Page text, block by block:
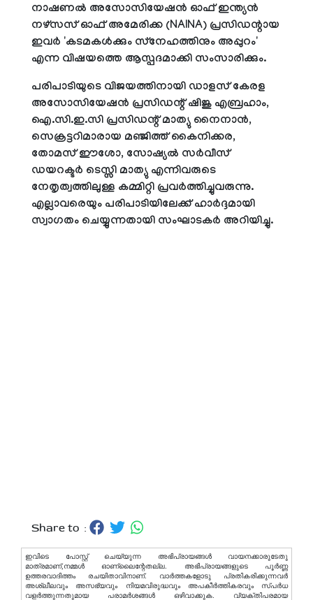
നാഷണല്‍ അസോസിയേഷന്‍ ഓഫ് ഇന്ത്യന്‍
നഴ്‌സസ് ഓഫ് അമേരിക്ക (NAINA) പ്രസിഡന്റായ
ഇവര്‍ 'കടമകള്‍ക്കും സ്‌നേഹത്തിനും അപ്പുറം'
എന്ന വിഷയത്തെ ആസ്പദമാക്കി സംസാരിക്കും.
പരിപാടിയുടെ വിജയത്തിനായി ഡാളസ് കേരള
അസോസിയേഷന്‍ പ്രസിഡന്റ് ഷിജു എബ്രഹാം,
ഐ.സി.ഇ.സി പ്രസിഡന്റ് മാത്യു നൈനാന്‍,
സെക്രട്ടറിമാരായ മഞ്ജിത്ത് കൈനിക്കര,
തോമസ് ഈശോ, സോഷ്യല്‍ സര്‍വീസ്
ഡയറക്ടര്‍ ടെസ്സി മാത്യു എന്നിവരുടെ
നേതൃത്വത്തിലുള്ള കമ്മിറ്റി പ്രവര്‍ത്തിച്ചുവരുന്നു.
എല്ലാവരെയും പരിപാടിയിലേക്ക് ഹാര്‍ദ്ദമായി
സ്വാഗതം ചെയ്യുന്നതായി സംഘാടകര്‍ അറിയിച്ചു.
Share to :
ഇവിടെ പോസ്റ്റ് ചെയ്യുന്ന അഭിപ്രായങ്ങള്‍ വായനക്കാരുടേതു
മാത്രമാണ്,നമ്മൾ ഓണ്ലൈന്റേതല്ല. അഭിപ്രായങ്ങളുടെ പൂർണ്ണ
ഉത്തരവാദിത്തം രചയിതാവിനാണ്. വാര്‍ത്തകളോടു പ്രതികരിക്കുന്നവര്‍
അശ്ലീലവും അസഭ്യവും നിയമവിരുദ്ധവും അപകീര്‍ത്തികരവും സ്പര്‍ധ
വളര്‍ത്തുന്നതുമായ പരാമര്‍ശങ്ങള്‍ ഒഴിവാക്കുക. വ്യക്തിപരമായ